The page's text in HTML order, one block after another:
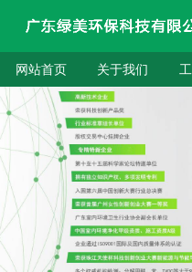
网站首页 关于我们